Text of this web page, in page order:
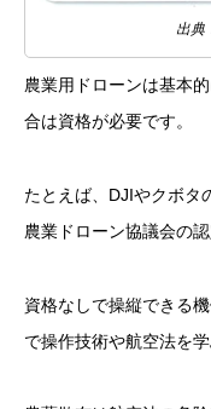
出典
農業用ドローンは基本
合は資格が必要です。
たとえば、DJIやクボタ
農業ドローン協議会の
資格なしで操縦できる
で操作技術や航空法を